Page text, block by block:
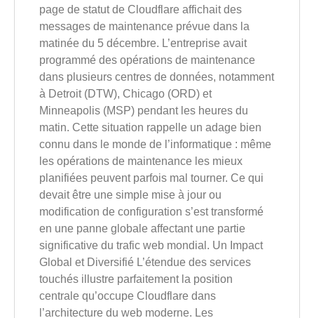
page de statut de Cloudflare affichait des
messages de maintenance prévue dans la
matinée du 5 décembre. L’entreprise avait
programmé des opérations de maintenance
dans plusieurs centres de données, notamment
à Detroit (DTW), Chicago (ORD) et
Minneapolis (MSP) pendant les heures du
matin. Cette situation rappelle un adage bien
connu dans le monde de l’informatique : même
les opérations de maintenance les mieux
planifiées peuvent parfois mal tourner. Ce qui
devait être une simple mise à jour ou
modification de configuration s’est transformé
en une panne globale affectant une partie
significative du trafic web mondial. Un Impact
Global et Diversifié L’étendue des services
touchés illustre parfaitement la position
centrale qu’occupe Cloudflare dans
l’architecture du web moderne. Les